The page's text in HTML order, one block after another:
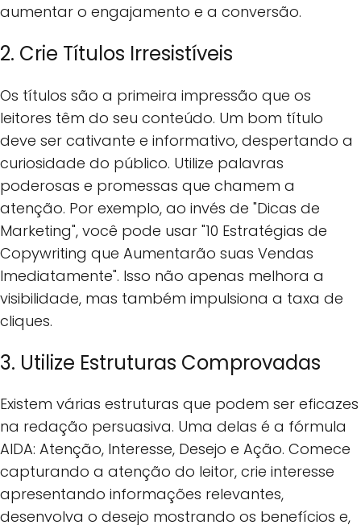
aumentar o engajamento e a conversão.
2. Crie Títulos Irresistíveis
Os títulos são a primeira impressão que os
leitores têm do seu conteúdo. Um bom título
deve ser cativante e informativo, despertando a
curiosidade do público. Utilize palavras
poderosas e promessas que chamem a
atenção. Por exemplo, ao invés de "Dicas de
Marketing", você pode usar "10 Estratégias de
Copywriting que Aumentarão suas Vendas
Imediatamente". Isso não apenas melhora a
visibilidade, mas também impulsiona a taxa de
cliques.
3. Utilize Estruturas Comprovadas
Existem várias estruturas que podem ser eficazes
na redação persuasiva. Uma delas é a fórmula
AIDA: Atenção, Interesse, Desejo e Ação. Comece
capturando a atenção do leitor, crie interesse
apresentando informações relevantes,
desenvolva o desejo mostrando os benefícios e,